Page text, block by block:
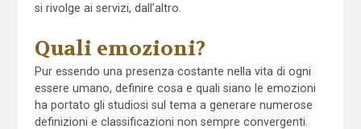
si rivolge ai servizi, dall’altro.
Quali emozioni?
Pur essendo una presenza costante nella vita di ogni
essere umano, definire cosa e quali siano le emozioni
ha portato gli studiosi sul tema a generare numerose
definizioni e classificazioni non sempre convergenti.